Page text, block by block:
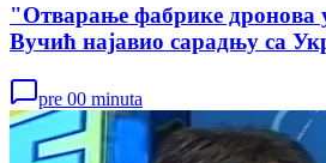
"Отварање фабрике дронова
Вучић најавио сарадњу са
pre 00 minuta